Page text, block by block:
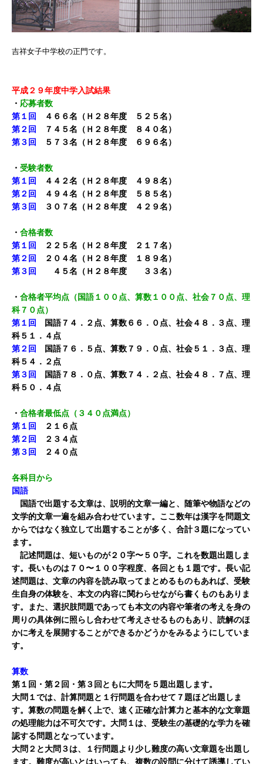
吉祥女子中学校の正門です。
平成２９年度中学入試結果
・ 応募者数
第１回
４６６名（Ｈ２８年度 ５２５名）
第２回
７４５名（Ｈ２８年度 ８４０名）
第３回
５７３名（Ｈ２８年度 ６９６名）
・ 受験者数
第１回
４４２名（Ｈ２８年度 ４９８名）
第２回
４９４名（Ｈ２８年度 ５８５名）
第３回
３０７名（Ｈ２８年度 ４２９名）
・ 合格者数
第１回
２２５名（Ｈ２８年度 ２１７名）
第２回
２０４名（Ｈ２８年度 １８９名）
第３回
４５名（Ｈ２８年度 ３３名）
・ 合格者平均点（国語１００点、算数１００点、社会７０点、理
科７０点）
第１回
国語７４．２点、算数６６．０点、社会４８．３点、理
科５１．４点
第２回
国語７６．５点、算数７９．０点、社会５１．３点、理
科５４．２点
第３回
国語７８．０点、算数７４．２点、社会４８．７点、理
科５０．４点
・ 合格者最低点（３４０点満点）
第１回
２１６点
第２回
２３４点
第３回
２４０点
各科目から
国語
国語で出題する文章は、説明的文章一編と、随筆や物語などの
文学的文章一遍を組み合わせています。ここ数年は漢字を問題文
からではなく独立して出題することが多く、合計３題になってい
ます。
記述問題は、短いものが２０字〜５０字。これを数題出題しま
す。長いものは７０〜１００字程度、各回とも１題です。長い記
述問題は、文章の内容を読み取ってまとめるものもあれば、受験
生自身の体験を、本文の内容に関わらせながら書くものもありま
す。また、選択肢問題であっても本文の内容や筆者の考えを身の
周りの具体例に照らし合わせて考えさせるものもあり、読解のほ
かに考えを展開することができるかどうかをみるようにしていま
す。
算数
第１回・第２回・第３回ともに大問を５題出題します。
大問１では、計算問題と１行問題を合わせて７題ほど出題しま
す。算数の問題を解く上で、速く正確な計算力と基本的な文章題
の処理能力は不可欠です。大問１は、受験生の基礎的な学力を確
認する問題となっています。
大問２と大問３は、１行問題より少し難度の高い文章題を出題し
ます。難度が高いとはいっても、複数の設問に分けて誘導してい